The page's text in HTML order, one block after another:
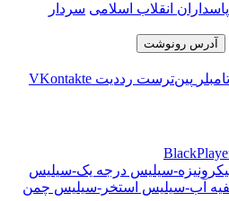
انقلاب اسلامی سردار
آدرس رونوشت
‫تامبلر ‫پین‌ترست ‫رددیت ‫VKontakte
سیلیس درجه یک-سیلیس
آب-سیلیس استخر-سیلیس چمن